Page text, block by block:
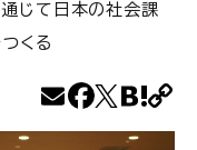
通じて日本の社会課
くる